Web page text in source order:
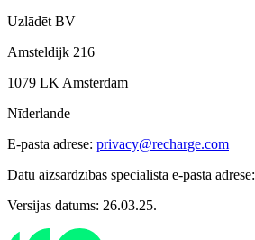
Uzlādēt BV
Amsteldijk 216
1079 LK Amsterdam
Nīderlande
E-pasta adrese: privacy@recharge.com
Datu aizsardzības speciālista e-pasta adrese:
Versijas datums: 26.03.25.